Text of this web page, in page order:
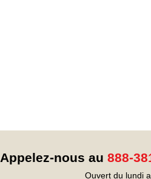
Appelez-nous au 888-
Ouvert du lundi